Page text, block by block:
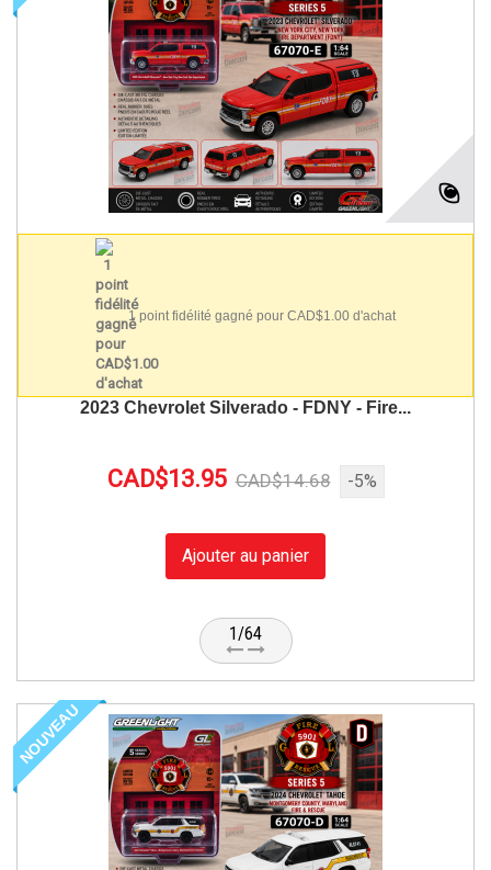
1 point fidélité gagné pour CAD$1.00 d'achat
2023 Chevrolet Silverado - FDNY - Fire...
CAD$13.95 CAD$14.68 -5%
Ajouter au panier
1/64
NOUVEAU